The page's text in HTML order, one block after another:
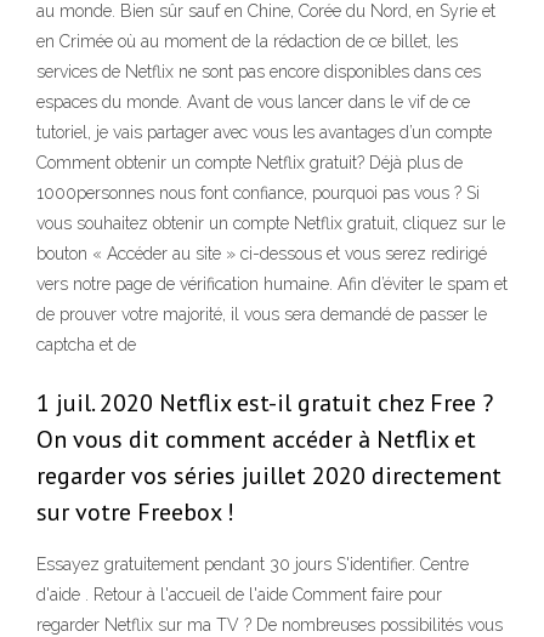
au monde. Bien sûr sauf en Chine, Corée du Nord, en Syrie et
en Crimée où au moment de la rédaction de ce billet, les
services de Netflix ne sont pas encore disponibles dans ces
espaces du monde. Avant de vous lancer dans le vif de ce
tutoriel, je vais partager avec vous les avantages d’un compte
Comment obtenir un compte Netflix gratuit? Déjà plus de
1000personnes nous font confiance, pourquoi pas vous ? Si
vous souhaitez obtenir un compte Netflix gratuit, cliquez sur le
bouton « Accéder au site » ci-dessous et vous serez redirigé
vers notre page de vérification humaine. Afin d’éviter le spam et
de prouver votre majorité, il vous sera demandé de passer le
captcha et de
1 juil. 2020 Netflix est-il gratuit chez Free ?
On vous dit comment accéder à Netflix et
regarder vos séries juillet 2020 directement
sur votre Freebox !
Essayez gratuitement pendant 30 jours S'identifier. Centre
d'aide . Retour à l'accueil de l'aide Comment faire pour
regarder Netflix sur ma TV ? De nombreuses possibilités vous